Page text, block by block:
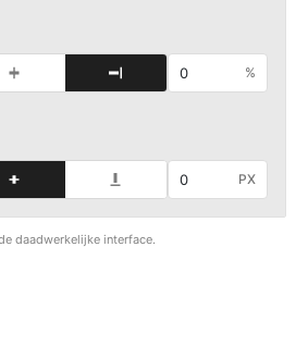
0 %
0 PX
daadwerkelijke interface.